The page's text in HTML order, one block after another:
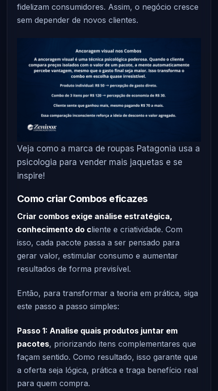
fidelizam consumidores. Assim, o negócio cresce
sem depender de novos clientes.
Veja como a marca de roupas Patagonia usa a
psicologia para vender mais jaquetas e se
inspire!
Como criar Combos eficazes
Criar combos exige análise estratégica,
conhecimento do cliente e criatividade. Com
isso, cada pacote passa a ser pensado para
gerar valor, estimular consumo e aumentar
resultados de forma previsível.
Então, para transformar a teoria em prática, siga
este passo a passo simples:
Passo 1: Analise quais produtos juntar em
pacotes, priorizando itens complementares que
façam sentido. Como resultado, isso garante que
a oferta seja lógica, prática e traga benefício real
para quem compra.